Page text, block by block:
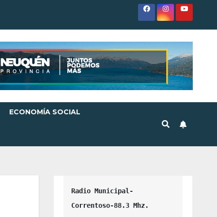
ECONOMÍA SOCIAL
Radio Municipal-
Correntoso-88.3 Mhz.